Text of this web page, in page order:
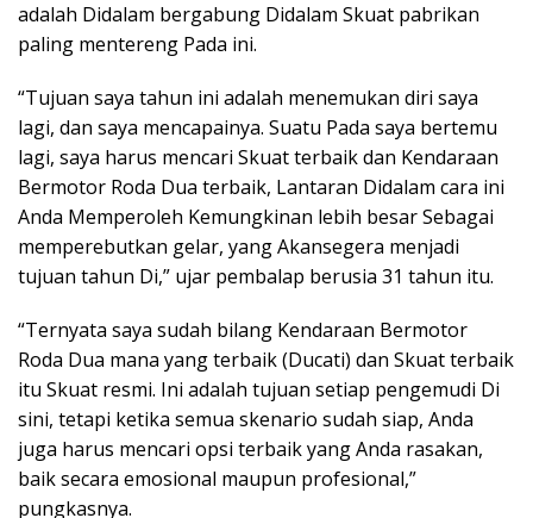
adalah Didalam bergabung Didalam Skuat pabrikan
paling mentereng Pada ini.
“Tujuan saya tahun ini adalah menemukan diri saya
lagi, dan saya mencapainya. Suatu Pada saya bertemu
lagi, saya harus mencari Skuat terbaik dan Kendaraan
Bermotor Roda Dua terbaik, Lantaran Didalam cara ini
Anda Memperoleh Kemungkinan lebih besar Sebagai
memperebutkan gelar, yang Akansegera menjadi
tujuan tahun Di,” ujar pembalap berusia 31 tahun itu.
“Ternyata saya sudah bilang Kendaraan Bermotor
Roda Dua mana yang terbaik (Ducati) dan Skuat terbaik
itu Skuat resmi. Ini adalah tujuan setiap pengemudi Di
sini, tetapi ketika semua skenario sudah siap, Anda
juga harus mencari opsi terbaik yang Anda rasakan,
baik secara emosional maupun profesional,”
pungkasnya.